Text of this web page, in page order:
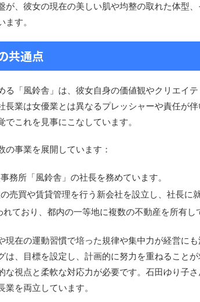
が、彼女の現在の美しい肌や均整の取れた体型
す。
共通点
る「風鈴舎」は、彼女自身の価値観やクリエイ
長業は女優業とは異なるプレッシャーや責任が
これを見事にこなしています。
事業を展開しています：
務所「風鈴舎」の社長を務めています。
売買や賃貸管理を行う新会社を設立し、社長に就
ており、都内の一等地に複数の不動産を所有し
現在の運動習慣で培った規律や集中力が経営に
は、目標を設定し、計画的に努力を重ねることが
な視点と柔軟な対応力が必要です。石田ゆり子
を両立しています。